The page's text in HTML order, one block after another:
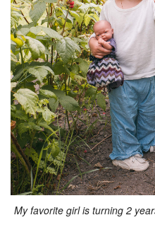
My favorite girl is turning 2